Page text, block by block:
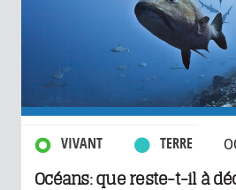
VIVANT TERRE
Océans: que reste-t-il à